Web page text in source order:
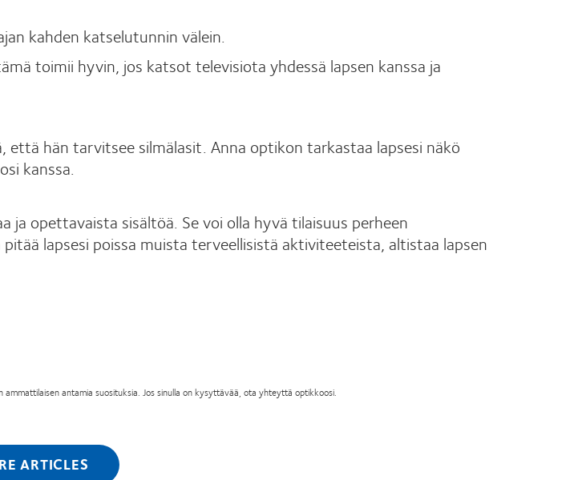
kahden katselutunnin välein.
toimii hyvin, jos katsot televisiota yhdessä lapsen kanssa ja
että hän tarvitsee silmälasit. Anna optikon tarkastaa lapsesi näkö
kanssa.
ja opettavaista sisältöä. Se voi olla hyvä tilaisuus perheen
lapsesi poissa muista terveellisistä aktiviteeteista, altistaa lapsen
antamia suosituksia. Jos sinulla on kysyttävää, ota yhteyttä optikkoosi.
ARTICLES